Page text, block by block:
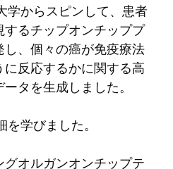
学からスピンして、患者
るチップオンチッププ
、個々の癌が免疫療法
反応するかに関する高
タを生成しました。
を学びました。
オルガンオンチップテ